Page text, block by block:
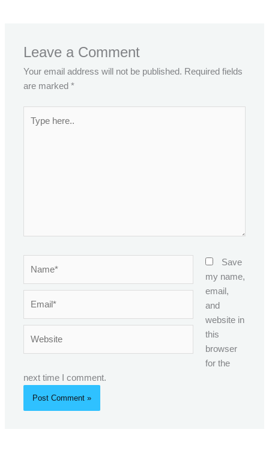
Leave a Comment
Your email address will not be published. Required fields
are marked*
here..
Save
my name,
email,
and
website in
this
browser
for the
next time I comment.